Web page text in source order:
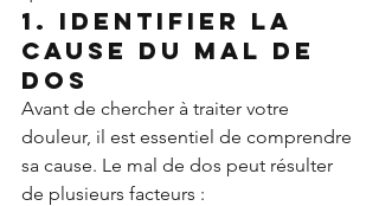
1. Identifier la
cause du mal de
dos
Avant de chercher à traiter votre
douleur, il est essentiel de comprendre
sa cause. Le mal de dos peut résulter
de plusieurs facteurs :